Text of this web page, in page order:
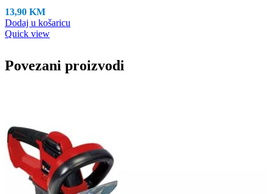
13,90 KM
Dodaj u košaricu
Quick view
Povezani proizvodi